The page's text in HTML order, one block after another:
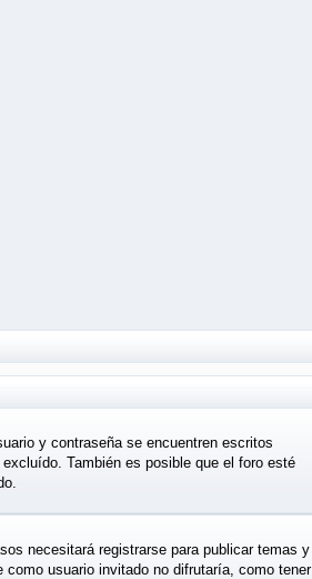
y contraseña se encuentren escritos
También es posible que el foro esté
necesitará registrarse para publicar temas y
usuario invitado no difrutaría, como tener